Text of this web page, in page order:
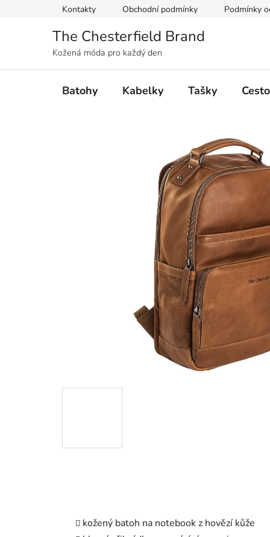
Kontakty Obchodní podmínky Podmínky
The Chesterfield Brand
Kožená móda pro každý den
Batohy Kabelky Tašky
kožený batoh na notebook z hovězí kůže